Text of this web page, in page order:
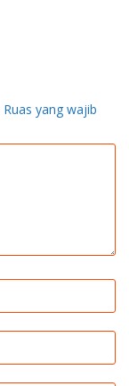
Ruas yang wajib